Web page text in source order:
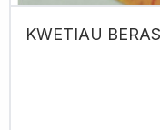
KWETIAU